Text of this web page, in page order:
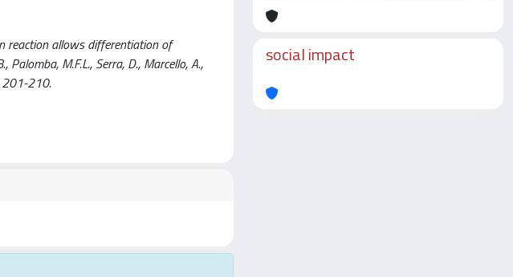
reaction allows differentiation of
M.F.L., Serra, D., Marcello, A.,
201-210.
social impact